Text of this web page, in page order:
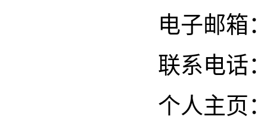
电子邮箱
联系电话
个人主页